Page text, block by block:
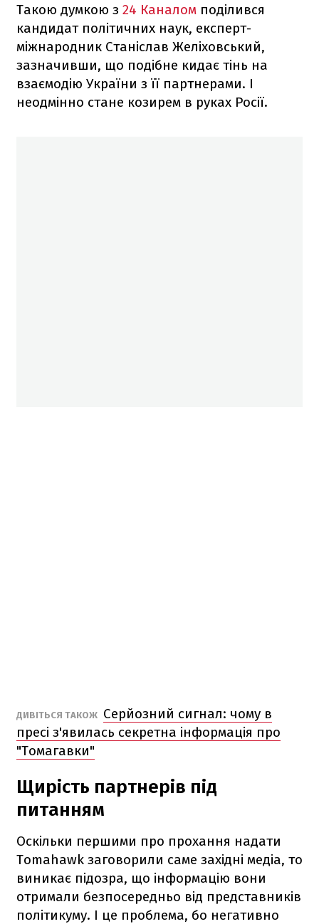
Такою думкою з 24 Каналом поділився
кандидат політичних наук, експерт-
міжнародник Станіслав Желіховський,
зазначивши, що подібне кидає тінь на
взаємодію України з її партнерами. І
неодмінно стане козирем в руках Росії.
ДИВІТЬСЯ ТАКОЖ Серйозний сигнал: чому в
пресі з'явилась секретна інформація про
"Томагавки"
Щирість партнерів під
питанням
Оскільки першими про прохання надати
Tomahawk заговорили саме західні медіа, то
виникає підозра, що інформацію вони
отримали безпосередньо від представників
політикуму. І це проблема, бо негативно